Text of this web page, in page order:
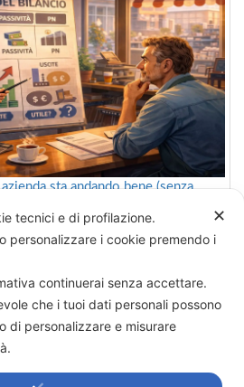
sta andando bene (senza
✕
tecnici e di profilazione.
personalizzare i cookie premendo i
continuerai senza accettare.
che i tuoi dati personali possono
di personalizzare e misurare